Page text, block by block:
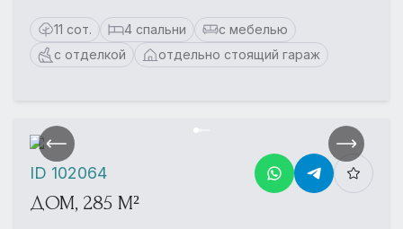
11 сот. 4 спальни
с мебелью
с отделкой
отдельно стоящий гараж
ДОМ, 285 М²
ID 102064